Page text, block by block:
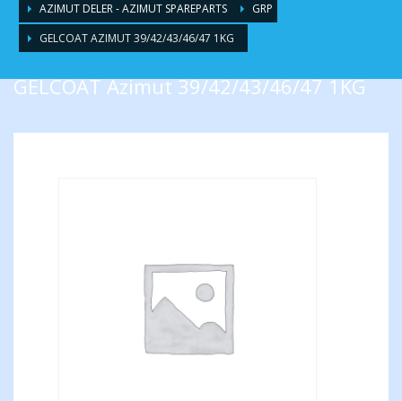
AZIMUT DELER - AZIMUT SPAREPARTS
GRP
GELCOAT AZIMUT 39/42/43/46/47 1KG
GELCOAT Azimut 39/42/43/46/47 1KG